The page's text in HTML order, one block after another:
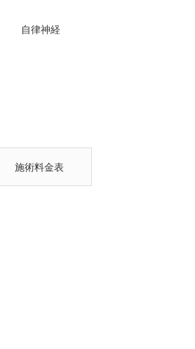
施術料金表
自律神経